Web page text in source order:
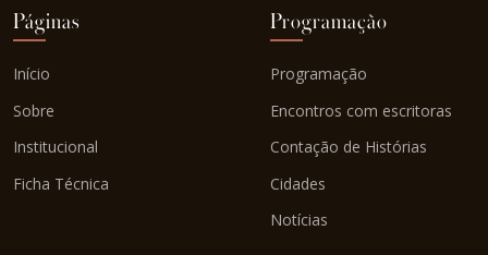
Páginas
Início
Sobre
Institucional
Ficha Técnica
Programação
Programação
Encontros com escritoras
Contação de Histórias
Cidades
Notícias